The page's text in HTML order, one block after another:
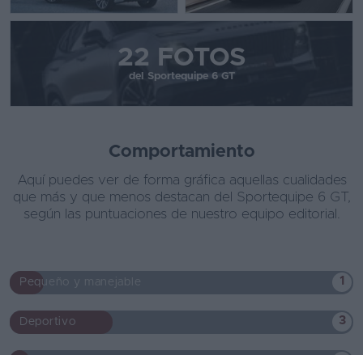
22 FOTOS
del Sportequipe 6 GT
Comportamiento
Aquí puedes ver de forma gráfica aquellas cualidades
que más y que menos destacan del Sportequipe 6 GT,
según las puntuaciones de nuestro equipo editorial.
Pequeño y manejable 1
Deportivo 3